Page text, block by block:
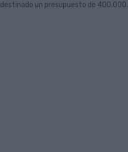
destinado un presupuesto de